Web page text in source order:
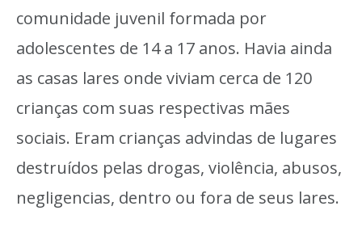
comunidade juvenil formada por
adolescentes de 14 a 17 anos. Havia ainda
as casas lares onde viviam cerca de 120
crianças com suas respectivas mães
sociais. Eram crianças advindas de lugares
destruídos pelas drogas, violência, abusos,
negligencias, dentro ou fora de seus lares.